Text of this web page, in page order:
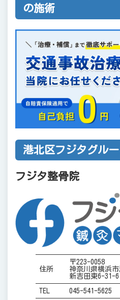
の施術
港北区フジタグル
フジタ整骨院
住所
〒223-0058
神奈川県横浜市
新吉田東6-31-6
TEL 045-541-5625